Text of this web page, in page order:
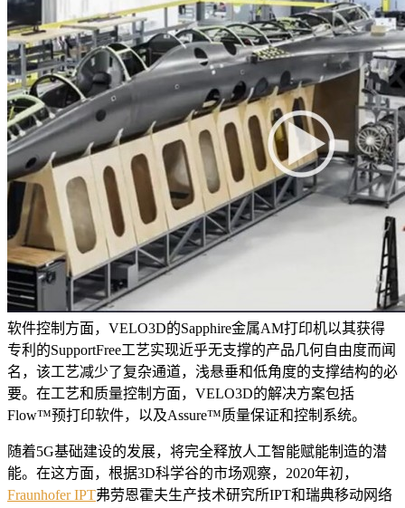
软件控制方面，VELO3D的Sapphire金属AM打印机以其获得
专利的SupportFree工艺实现近乎无支撑的产品几何自由度而闻
名，该工艺减少了复杂通道，浅悬垂和低角度的支撑结构的必
要。在工艺和质量控制方面，VELO3D的解决方案包括
Flow™预打印软件，以及Assure™质量保证和控制系统。
随着5G基础建设的发展，将完全释放人工智能赋能制造的潜
能。在这方面，根据3D科学谷的市场观察，2020年初，
Fraunhofer IPT弗劳恩霍夫生产技术研究所IPT和瑞典移动网络